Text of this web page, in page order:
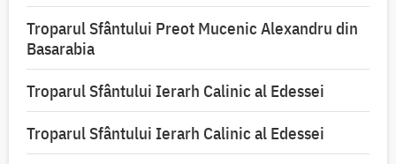
Troparul Sfântului Preot Mucenic Alexandru din
Basarabia
Troparul Sfântului Ierarh Calinic al Edessei
Troparul Sfântului Ierarh Calinic al Edessei